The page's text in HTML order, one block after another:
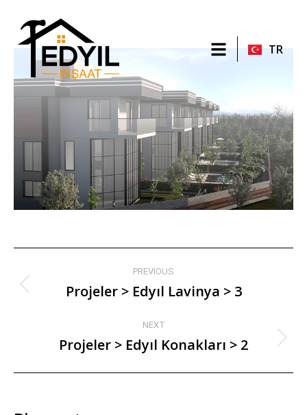
TR
RU
PREVIOUS
Projeler > Edyıl Lavinya > 3
NEXT
Projeler > Edyıl Konakları > 2